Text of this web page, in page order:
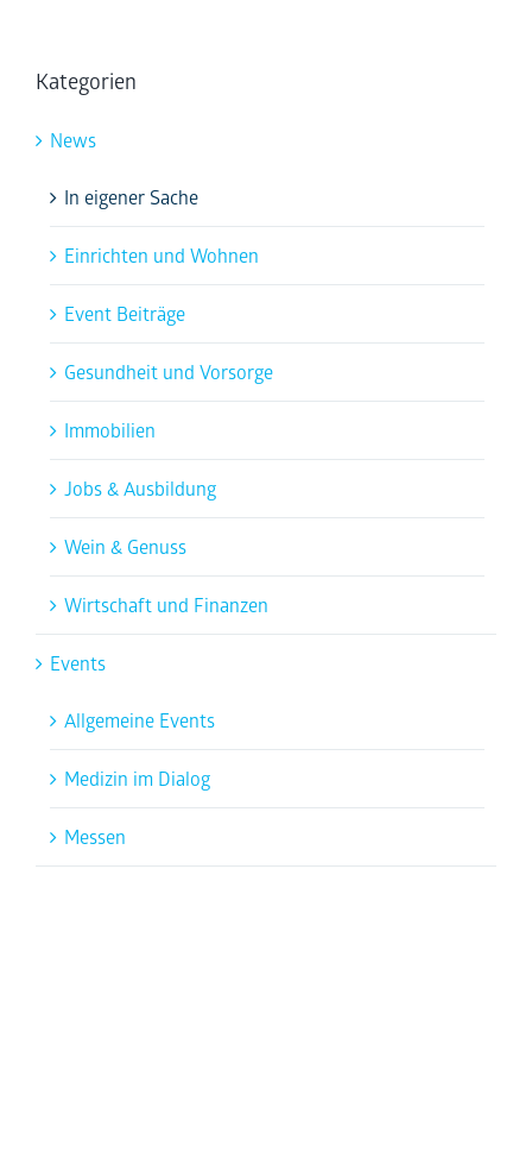
Kategorien
News
In eigener Sache
Einrichten und Wohnen
Event Beiträge
Gesundheit und Vorsorge
Immobilien
Jobs & Ausbildung
Wein & Genuss
Wirtschaft und Finanzen
Events
Allgemeine Events
Medizin im Dialog
Messen